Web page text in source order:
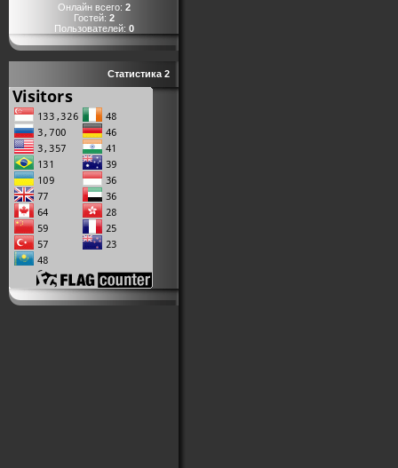
Онлайн всего: 2
Гостей: 2
Пользователей: 0
Статистика 2